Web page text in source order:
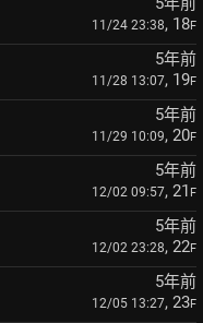
11/24 23:38, 18F
5年前
11/28 13:07, 19F
5年前
11/29 10:09, 20F
5年前
12/02 09:57, 21 F
5年前
12/02 23:28, 22F
5年前
12/05 13:27, 23F